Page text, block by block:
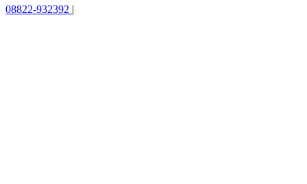
08822-932392 |